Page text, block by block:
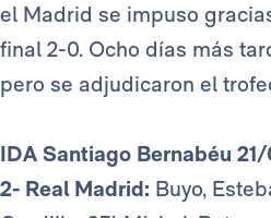
el Madrid se impuso
final 2-0. Ocho días más
pero se adjudicaron el
IDA Santiago Bernabéu
2- Real Madrid: Buyo,